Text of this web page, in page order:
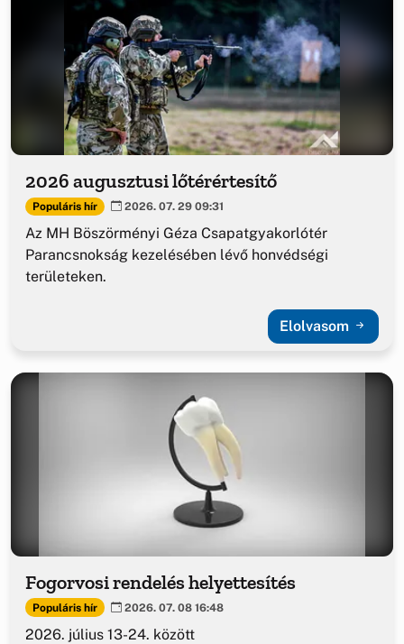
2026 augusztusi lőtérértesítő
Populáris hír 2026. 07. 29 09:31
Az MH Böszörményi Géza Csapatgyakorlótér
Parancsnokság kezelésében lévő honvédségi
területeken.
Elolvasom
Fogorvosi rendelés helyettesítés
Populáris hír 2026. 07. 08 16:48
2026. július 13-24. között